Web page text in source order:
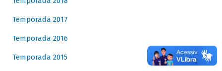
Temporada 2017
Temporada 2016
Temporada 2015